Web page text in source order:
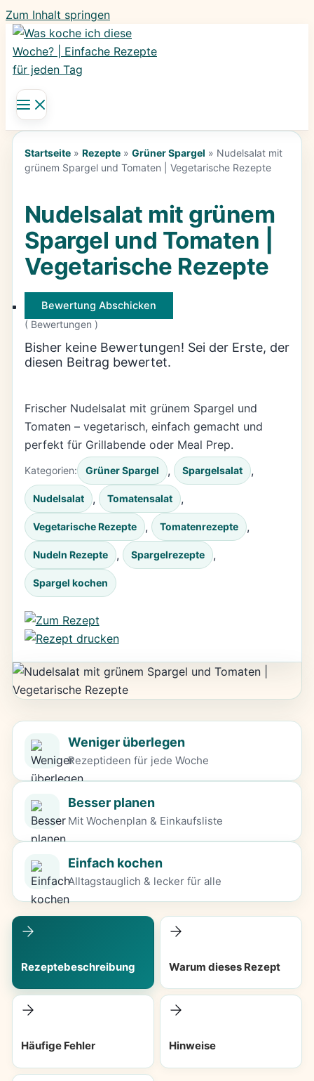
Zum Inhalt springen
Startseite» Rezepte» Grüner Spargel » Nudelsalat mit
grünem Spargel und Tomaten | Vegetarische Rezepte
Nudelsalat mit grünem
Spargel und Tomaten |
Vegetarische Rezepte
Bewertung Abschicken
( Bewertungen )
Bisher keine Bewertungen! Sei der Erste, der
diesen Beitrag bewertet.
Frischer Nudelsalat mit grünem Spargel und
Tomaten – vegetarisch, einfach gemacht und
perfekt für Grillabende oder Meal Prep.
Kategorien: Grüner Spargel , Spargelsalat ,
Nudelsalat , Tomatensalat ,
Vegetarische Rezepte , Tomatenrezepte ,
Nudeln Rezepte , Spargelrezepte ,
Spargel kochen
Weniger überlegen
Rezeptideen für jede Woche
Besser planen
Mit Wochenplan & Einkaufsliste
Einfach kochen
Alltagstauglich & lecker für alle
Rezeptebeschreibung Warum dieses Rezept
Häufige Fehler Hinweise